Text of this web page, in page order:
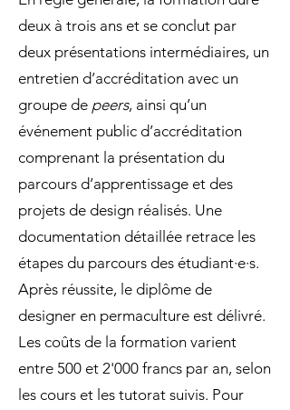
deux à trois ans et se conclut par
deux présentations intermédiaires, un
entretien d’accréditation avec un
groupe de peers, ainsi qu’un
événement public d’accréditation
comprenant la présentation du
parcours d’apprentissage et des
projets de design réalisés. Une
documentation détaillée retrace les
étapes du parcours des étudiant·e·s.
Après réussite, le diplôme de
designer en permaculture est délivré.
Les coûts de la formation varient
entre 500 et 2'000 francs par an, selon
les cours et les tutorat suivis. Pour